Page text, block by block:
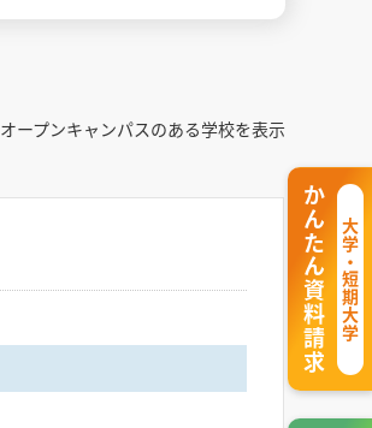
オープンキャンパスのある学校を表示
大学・短期大学
かんたん資料請求